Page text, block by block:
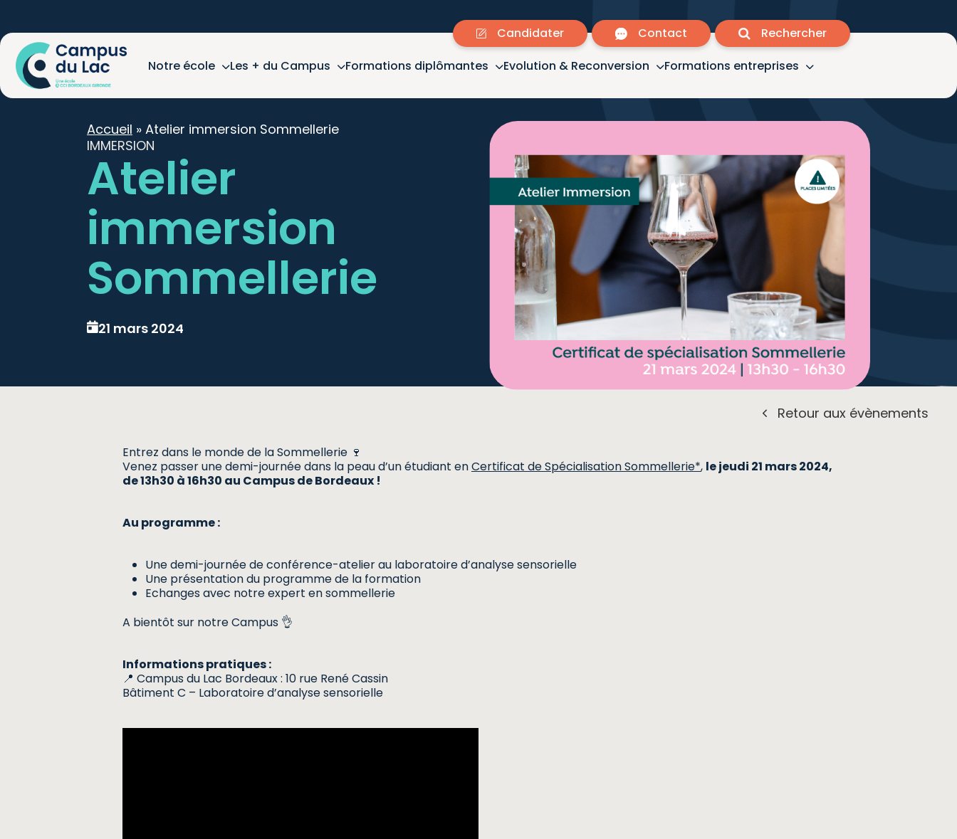
Candidater Contact
Rechercher
Notre école
Les + du Campus Formations diplômantes Evolution & Reconversion Formations entreprises
Accueil » Atelier immersion Sommellerie
IMMERSION
Atelier
immersion
Sommellerie
21 mars 2024
Retour aux évènements
Entrez dans le monde de la Sommellerie 🍷
Venez passer une demi-journée dans la peau d’un étudiant enCertificat de Spécialisation Sommellerie*, le jeudi 21 mars 2024,
de 13h30 à 16h30 au Campus de Bordeaux !
Au programme :
Une demi-journée de conférence-atelier au laboratoire d’analyse sensorielle
Une présentation du programme de la formation
Echanges avec notre expert en sommellerie
A bientôt sur notre Campus 👌
Informations pratiques :
📍 Campus du Lac Bordeaux : 10 rue René Cassin
Bâtiment C – Laboratoire d’analyse sensorielle